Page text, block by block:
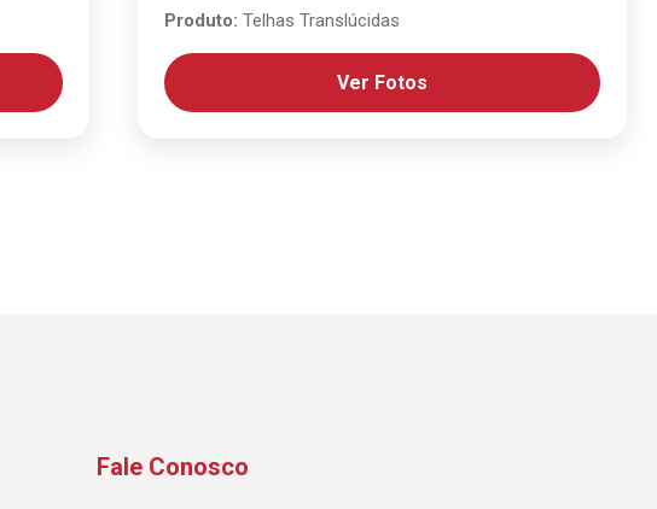
Produto: Telhas Translúcidas
Ver Fotos
Fale Conosco